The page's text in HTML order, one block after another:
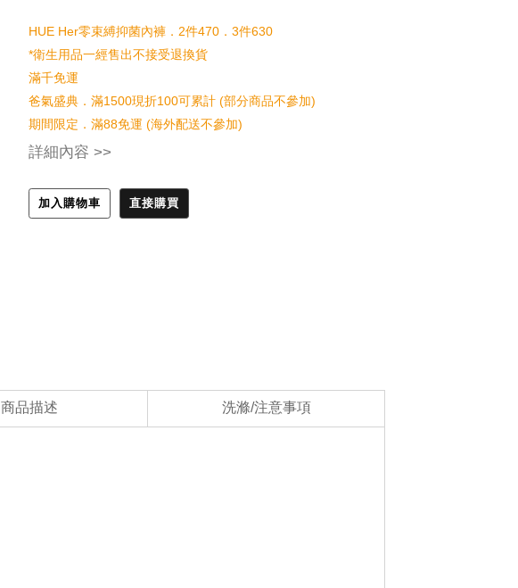
HUE Her零束縛抑菌內褲．2件470．3件630
*衛生用品一經售出不接受退換貨
滿千免運
爸氣盛典．滿1500現折100可累計 (部分商品不參加)
期間限定．滿88免運 (海外配送不參加)
詳細內容 >>
加入購物車 直接購買
商品描述 洗滌/注意事項